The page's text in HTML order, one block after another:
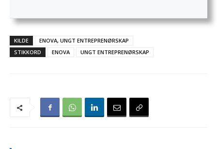
KILDE
ENOVA, UNGT ENTREPRENØRSKAP
STIKKORD
ENOVA UNGT ENTREPRENØRSKAP